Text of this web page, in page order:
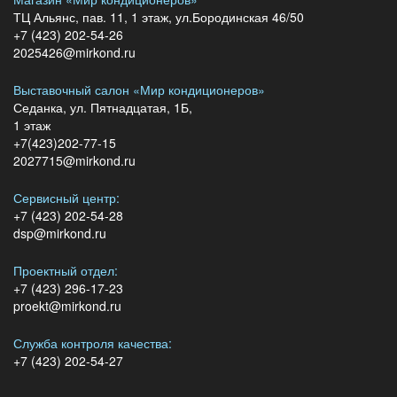
ТЦ Альянс, пав. 11, 1 этаж, ул.Бородинская 46/50
+7 (423) 202-54-26
2025426@mirkond.ru
Выставочный салон «Мир кондиционеров»
Седанка, ул. Пятнадцатая, 1Б,
1 этаж
+7(423)202-77-15
2027715@mirkond.ru
Сервисный центр:
+7 (423) 202-54-28
dsp@mirkond.ru
Проектный отдел:
+7 (423) 296-17-23
proekt@mirkond.ru
Служба контроля качества:
+7 (423) 202-54-27